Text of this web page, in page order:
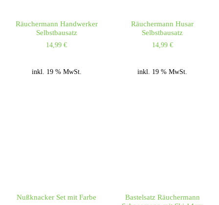
Räuchermann Handwerker
Selbstbausatz
14,99€
inkl. 19 % MwSt.
Räuchermann Husar
Selbstbausatz
14,99 €
inkl. 19 % MwSt.
Nußknacker Set mit Farbe
Bastelsatz Räuchermann